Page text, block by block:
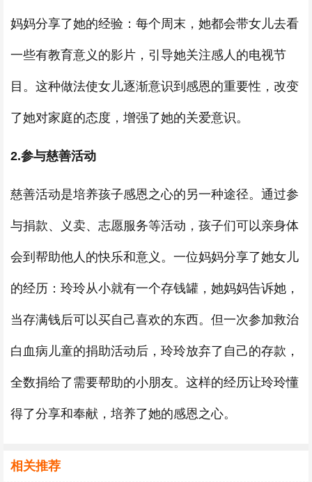
妈妈分享了她的经验：每个周末，她都会带女儿去看
一些有教育意义的影片，引导她关注感人的电视节
目。这种做法使女儿逐渐意识到感恩的重要性，改变
了她对家庭的态度，增强了她的关爱意识。
2.参与慈善活动
慈善活动是培养孩子感恩之心的另一种途径。通过参
与捐款、义卖、志愿服务等活动，孩子们可以亲身体
会到帮助他人的快乐和意义。一位妈妈分享了她女儿
的经历：玲玲从小就有一个存钱罐，她妈妈告诉她，
当存满钱后可以买自己喜欢的东西。但一次参加救治
白血病儿童的捐助活动后，玲玲放弃了自己的存款，
全数捐给了需要帮助的小朋友。这样的经历让玲玲懂
得了分享和奉献，培养了她的感恩之心。
相关推荐